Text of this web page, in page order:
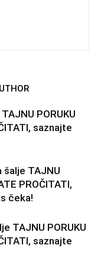
PORUKU
saznajte
šalje TAJNU
PROČITATI,
čeka!
TAJNU PORUKU
saznajte